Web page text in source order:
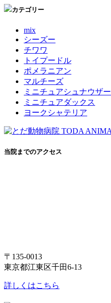
カテゴリー
mix
シーズー
チワワ
トイプードル
ポメラニアン
マルチーズ
ミニチュアシュナウザー
ミニチュアダックス
ヨークシャテリア
当院までのアクセス
〒135-0013
東京都江東区千田6-13
詳しくはこちら